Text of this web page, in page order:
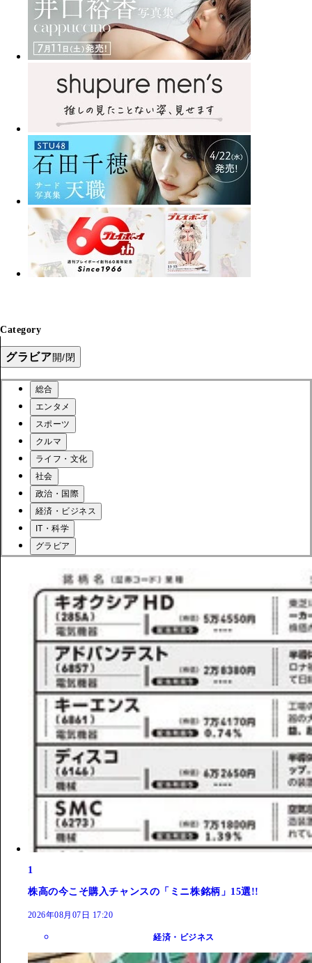
Category
グラビア開/閉
総合
エンタメ
スポーツ
クルマ
ライフ・文化
社会
政治・国際
経済・ビジネス
IT・科学
グラビア
1
株高の今こそ購入チャンスの「ミニ株銘柄」15選!!
2026年08月07日 17:20
経済・ビジネス